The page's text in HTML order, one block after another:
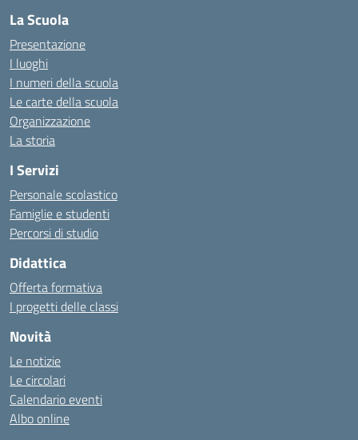
La Scuola
Presentazione
I luoghi
I numeri della scuola
Le carte della scuola
Organizzazione
La storia
I Servizi
Personale scolastico
Famiglie e studenti
Percorsi di studio
Didattica
Offerta formativa
I progetti delle classi
Novità
Le notizie
Le circolari
Calendario eventi
Albo online